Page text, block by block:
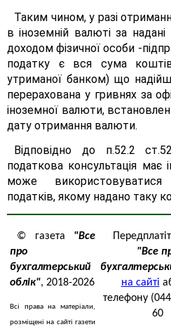
Таким чином, у разі
в іноземній валюті за
доходом фізичної особи -
податку є вся сума
утриманої банком) що
перерахована у гривнях за
іноземної валюти,
дату отримання валюти.
Відповідно до п.52.2
податкова консультація має
може
податків, якому надано таку
© газета "Все
про
бухгалтерський
облік", 2018-2026
Всі права на матеріали,
розміщені на сайті газети
"Все
на сайті
телефону
60